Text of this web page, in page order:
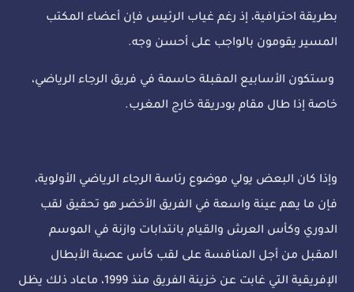
بطريقة احترافية، إذ رغم غياب الرئيس فإن أعضاء المكتب
المسير يقومون بالواجب على أحسن وجه.
وستكون الأسابيع المقبلة حاسمة في فريق الرجاء الرياضي،
خاصة إذا طال مقام بودريقة خارج المغرب.
وإذا كان البعض يولي موضوع رئاسة الرجاء الرياضي الأولوية،
فإن ما يهم عينة واسعة في الفريق الأخضر هو تحقيق لقب
الدوري وكأس العرش والقيام بانتدابات وازنة في الموسم
المقبل من أجل المنافسة على لقب كأس عصبة الأبطال
الإفريقية التي غابت عن خزينة الفريق منذ 1999، ماعاد ذلك يظل